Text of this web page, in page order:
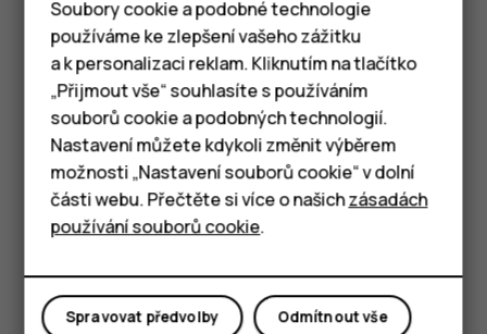
Chytré telefony
Tlačítkové telefony
Tablety
nepotřebujete, vypínejte je. Klepněte na
>Zabezpečení a poloha>Polohaa přepněte do
polohyVypnuto .
Používejte připojení k síti s rozmyslem: Bluetooth
zapínejte, jen když ho potřebujete. Pokud je to
možné, připojujte se k internetu prostřednictvím Wi-
Fi, a ne přes mobilní data. Vypněte v telefonu hledání
dostupných bezdrátových sítí. Klepněte na možnost
Nastavení>Síť a internet>
telefon používáte jinak, ale nechcete volat ani
přijímat hovory, zapněte režim Letadlo. Klepněte na
Soubory cookie a podobné technologie
používáme ke zlepšení vašeho zážitku
a k personalizaci reklam. Kliknutím na tlačítko
„Přijmout vše“ souhlasíte s používáním
souborů cookie a podobných technologií.
Nastavení můžete kdykoli změnit výběrem
možnosti „Nastavení souborů cookie“ v dolní
části webu. Přečtěte si více o našichzásadách
používání souborů cookie.
Odmítnout vše
Spravovat předvolby